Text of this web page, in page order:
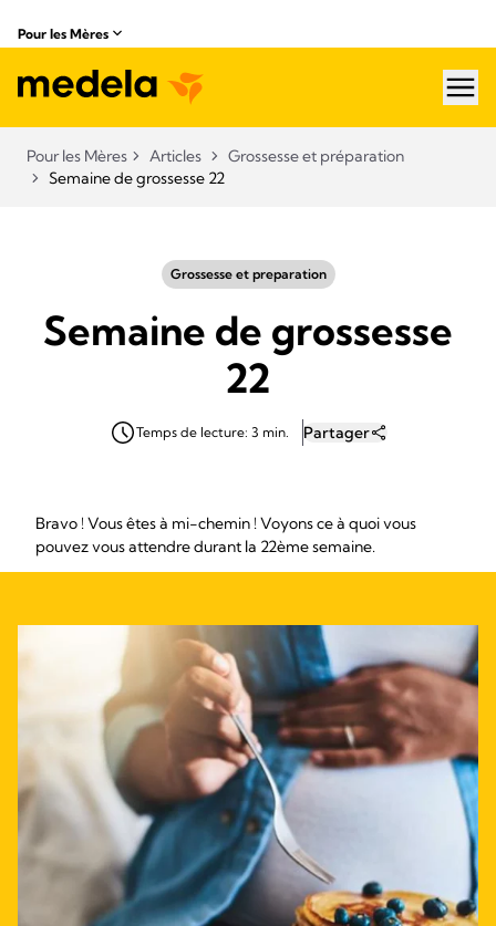
Pour les Mères
Pour les Mères Articles
Grossesse et préparation
Semaine de grossesse 22
Grossesse et preparation
Semaine de grossesse
22
Temps de lecture: 3 min. Partager
Bravo ! Vous êtes à mi-chemin ! Voyons ce à quoi vous
pouvez vous attendre durant la 22ème semaine.